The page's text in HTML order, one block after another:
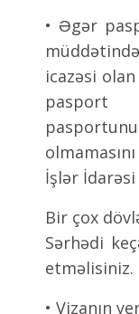
• Əgər
icazəsi
pasport
İşlər İdarəsi
Bir çox
Sərhədi
etməlisiniz.
• Vizanın